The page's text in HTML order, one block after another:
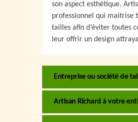
son aspect esthétique.
professionnel qui maitrise
tailles afin d’éviter toutes
leur offrir un design
Entreprise ou société de
Artisan Richard à votre